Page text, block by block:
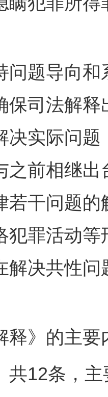
题导向和
保司法解
决实际问
之前相继出
若干问题的
犯罪活动
解决共性
》的主要
12条，主